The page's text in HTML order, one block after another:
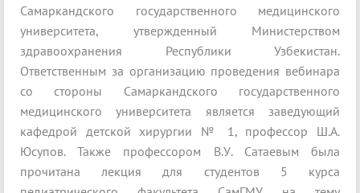
Самаркандского государственного медицинского
университета, утвержденный Министерством
здравоохранения Республики Узбекистан.
Ответственным за организацию проведения вебинара
со стороны Самаркандского государственного
медицинского университета является заведующий
кафедрой детской хирургии № 1, профессор Ш.А.
Юсупов. Также профессором В.У. Сатаевым была
прочитана лекция для студентов 5 курса